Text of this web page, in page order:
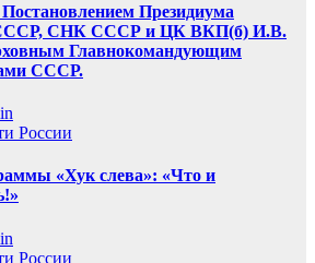
Постановлением Президиума
СССР, СНК СССР и ЦК ВКП(б) И.В.
Главнокомандующим
СССР.
России
«Хук слева»: «Что и
России